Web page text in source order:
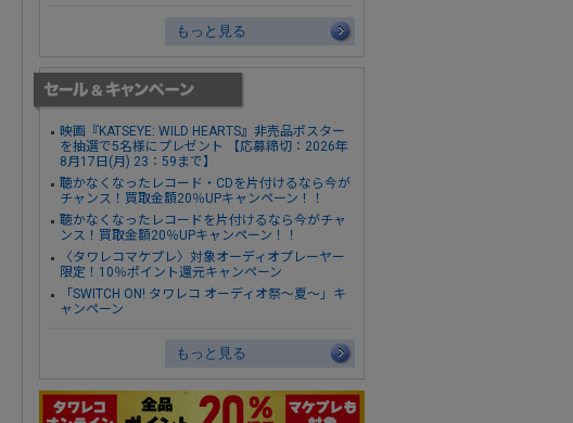
もっと見る
映画『KATSEYE: WILD HEARTS』非売品ポスター
を抽選で5名様にプレゼント 【応募締切：2026年
8月17日(月) 23：59まで】
聴かなくなったレコード・CDを片付けるなら今が
チャンス！買取金額20％UPキャンペーン！！
聴かなくなったレコードを片付けるなら今がチャ
ンス！買取金額20％UPキャンペーン！！
〈タワレコマケプレ〉対象オーディオプレーヤー
限定！10％ポイント還元キャンペーン
「SWITCH ON! タワレコ オーディオ祭～夏～」キ
ャンペーン
もっと見る